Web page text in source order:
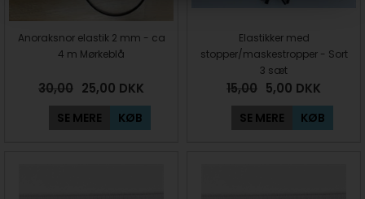
Anoraksnor elastik 2 mm - ca
4 m Mørkeblå
30,00 25,00 DKK
SE MERE KØB
Elastikker med
stopper/maskestropper - Sort
3 sæt
15,00 5,00 DKK
SE MERE KØB